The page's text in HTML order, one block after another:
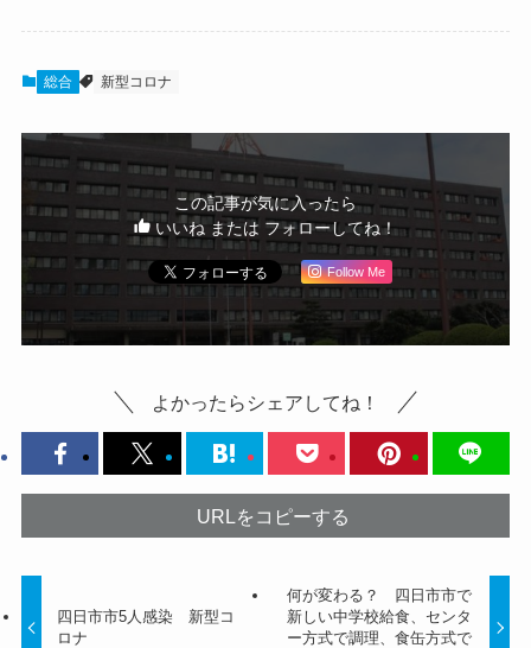
総合 新型コロナ
この記事が気に入ったら
いいね または フォローしてね！
Follow Me
よかったらシェアしてね！
URLをコピーする
四日市市5人感染 新型コ
ロナ
何が変わる？ 四日市市で
新しい中学校給食、センタ
ー方式で調理、食缶方式で